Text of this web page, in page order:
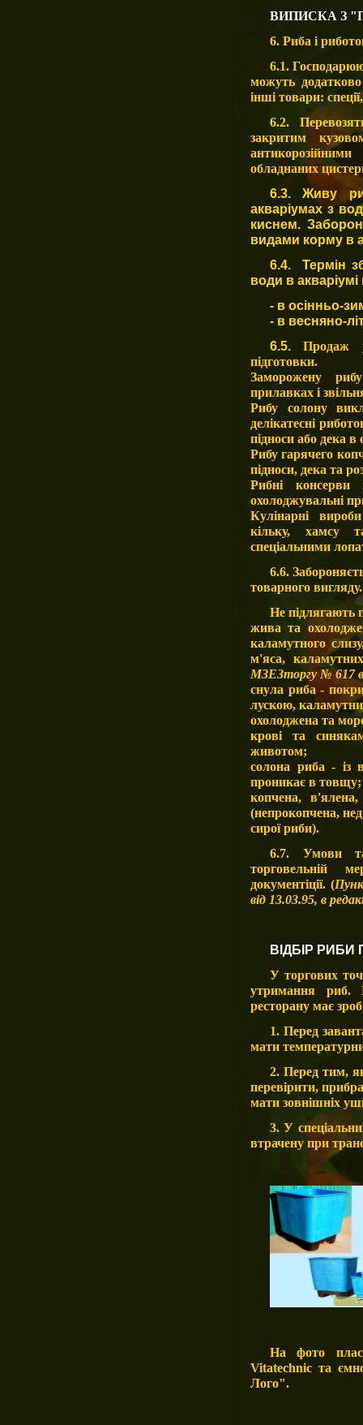
ВИПИСКА З
6. Риба і
6.1.
можуть додатково
інші товари:
6.2.
закритим
обладнаних
6.3. Живу
акваріумах з
киснем.
видами корму в
6.4. Термін
води в
- в осінньо-
- в весняно-
6.5.Продаж
підготовки.
Заморожену
прилавках і
Рибу солону
делікатесні
підноси або дека
Рибу гарячего
підноси, дека та
Рибні
охолоджувальні
Кулінарні вироби
кільку, хамсу
спеціальними
6.6.
товарного вигляду.
Не підлягають
жива та
каламутного
м'яса,
МЗЕЗторгу № 617
снула риба -
лускою,
охолоджена та
крові та
животом;
солона риба - із
проникає в товщу;
копчена,
(непрокопчена,
сирої риби).
6.7. Умови та
торговельній
документіції. (
від 13.03.95, в
ВІДБІР
У торгових
утримання риб.
ресторану має
1. Перед
мати
2. Перед тим,
перевірити,
мати зовнішніх
3. У
втрачену при
На фото
Vitatechnic та
Лого".